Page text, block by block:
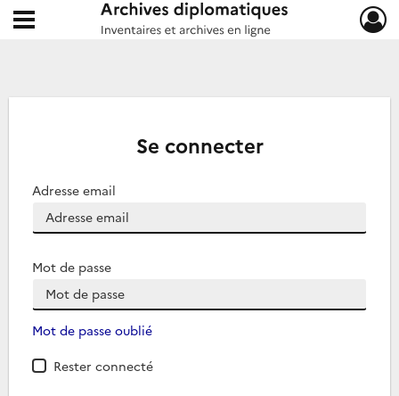
Archives diplomatiques
Ouvrir le menu déroulant
Se connecter
Adresse email
Mot de passe
Mot de passe oublié
Rester connecté